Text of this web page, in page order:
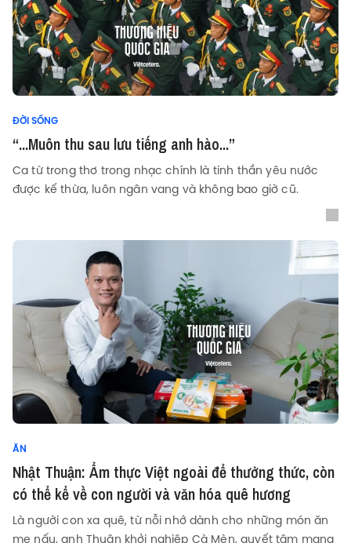
ĐỜI SỐNG
“...Muôn thu sau lưu tiếng anh hào...”
Ca từ trong thơ trong nhạc chính là tinh thần yêu nước
được kế thừa, luôn ngân vang và không bao giờ cũ.
ĂN
Nhật Thuận: Ẩm thực Việt ngoài để thưởng thức, còn
có thể kể về con người và văn hóa quê hương
Là người con xa quê, từ nỗi nhớ dành cho những món ăn
mẹ nấu, anh Thuận khởi nghiệp Cà Mèn, quyết tâm mang